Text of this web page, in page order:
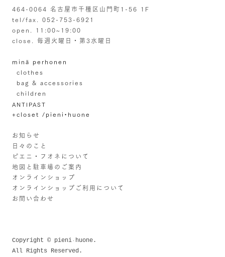
464-0064 名古屋市千種区山門町1-56 1F
tel/fax. 052-753-6921
open. 11:00~19:00
close. 毎週火曜日・第3水曜日
minä perhonen
clothes
bag & accessories
children
ANTIPAST
+closet /pieni•huone
お知らせ
日々のこと
ピエニ・フオネについて
地図と駐車場のご案内
オンラインショップ
オンラインショップご利用について
お問い合わせ
Copyright © pieni ・
huone.
All Rights Reserved.